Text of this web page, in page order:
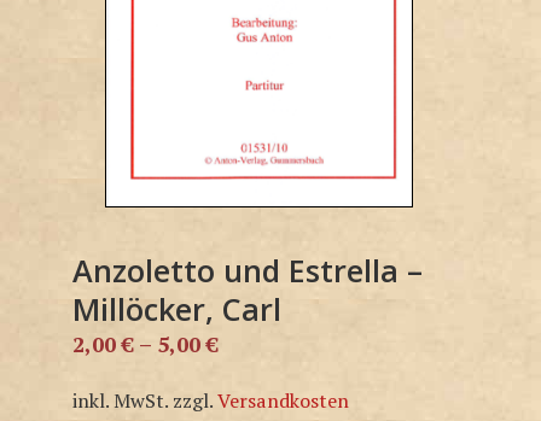
Anzoletto und Estrella –
Millöcker, Carl
2,00€ – 5,00€
inkl. MwSt. zzgl.Versandkosten